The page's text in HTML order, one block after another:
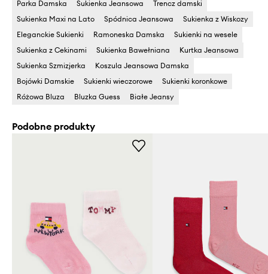
Parka Damska Sukienka Jeansowa
Trencz damski
Sukienka Maxi na Lato
Spódnica Jeansowa
Sukienka z Wiskozy
Eleganckie Sukienki
Ramoneska Damska
Sukienki na wesele
Sukienka z Cekinami
Sukienka Bawełniana
Kurtka Jeansowa
Sukienka Szmizjerka
Koszula Jeansowa Damska
Bojówki Damskie
Sukienki wieczorowe
Sukienki koronkowe
Różowa Bluza
Bluzka Guess Białe Jeansy
Podobne produkty